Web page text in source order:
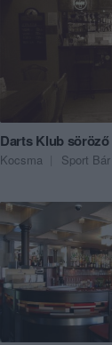
Darts Klub söröző
Kocsma Sport Bár